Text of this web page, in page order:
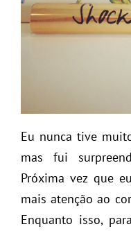
Eu nunca tive
mas fui
Próxima vez que
mais atenção ao
Enquanto isso,